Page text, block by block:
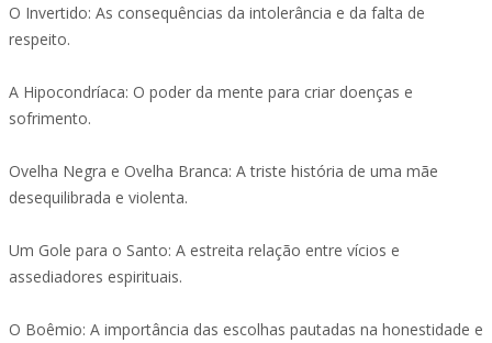
O Invertido: As consequências da intolerância e da falta de
respeito.
A Hipocondríaca: O poder da mente para criar doenças e
sofrimento.
Ovelha Negra e Ovelha Branca: A triste história de uma mãe
desequilibrada e violenta.
Um Gole para o Santo: A estreita relação entre vícios e
assediadores espirituais.
O Boêmio: A importância das escolhas pautadas na honestidade e